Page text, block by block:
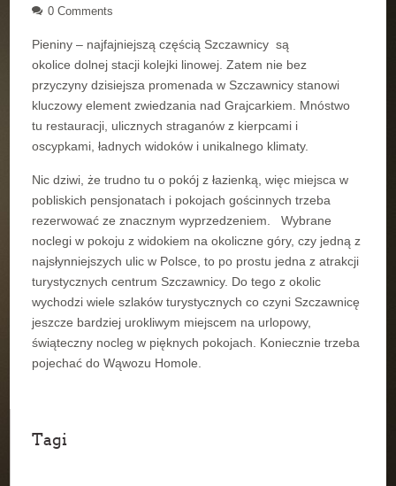
0 Comments
Pieniny – najfajniejszą częścią Szczawnicy są
okolice dolnej stacji kolejki linowej. Zatem nie bez
przyczyny dzisiejsza promenada w Szczawnicy stanowi
kluczowy element zwiedzania nad Grajcarkiem. Mnóstwo
tu restauracji, ulicznych straganów z kierpcami i
oscypkami, ładnych widoków i unikalnego klimaty.
Nic dziwi, że trudno tu o pokój z łazienką, więc miejsca w
pobliskich pensjonatach i pokojach gościnnych trzeba
rezerwować ze znacznym wyprzedzeniem. Wybrane
noclegi w pokoju z widokiem na okoliczne góry, czy jedną z
najsłynniejszych ulic w Polsce, to po prostu jedna z atrakcji
turystycznych centrum Szczawnicy. Do tego z okolic
wychodzi wiele szlaków turystycznych co czyni Szczawnicę
jeszcze bardziej urokliwym miejscem na urlopowy,
świąteczny nocleg w pięknych pokojach. Koniecznie trzeba
pojechać do Wąwozu Homole.
Tagi